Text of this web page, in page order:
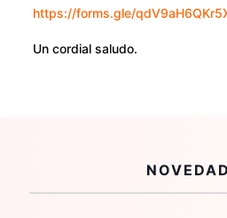
https://forms.gle/
Un cordial saludo.